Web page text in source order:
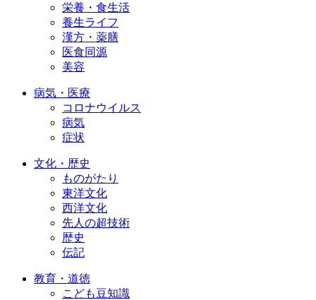
栄養・食生活
養生ライフ
漢方・薬膳
医食同源
美容
病気・医療
コロナウイルス
病気
症状
文化・歴史
ものがたり
東洋文化
西洋文化
先人の超技術
歴史
伝記
教育・道徳
こども豆知識